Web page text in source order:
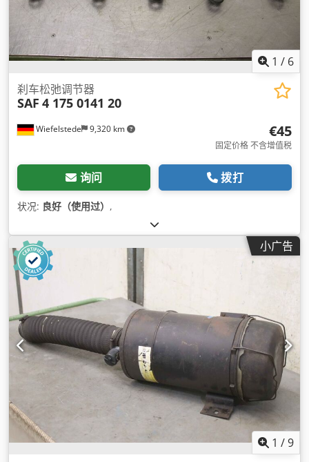
1 / 6
Wiefelstede 9,320 km
刹车松弛调节器
SAF 4 175 0141 20
€45
固定价格 不含增值税
询问 拨打
状况: 良好（使用过） ,
小广告
1 /9